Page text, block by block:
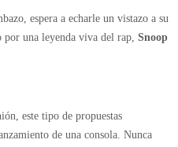
espera a echarle un vistazo a su
por una leyenda viva del rap, Snoop
este tipo de propuestas
de una consola. Nunca